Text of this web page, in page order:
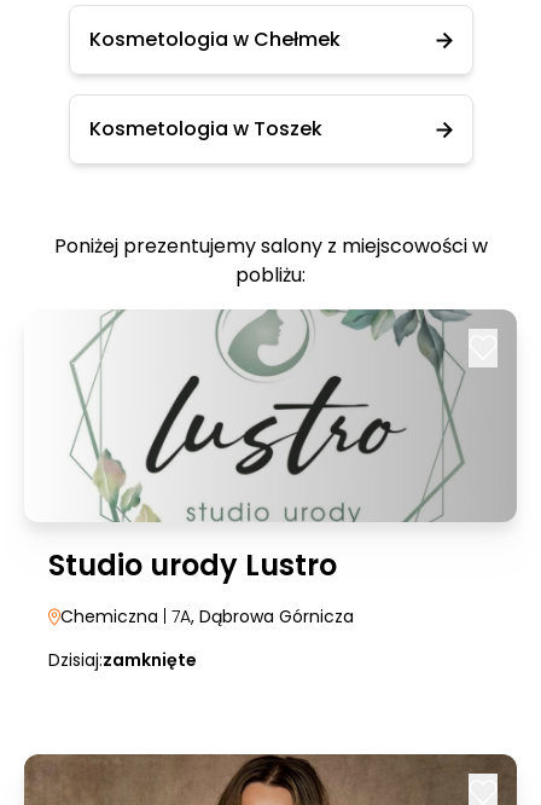
Kosmetologia w Chełmek
Kosmetologia w Toszek
Poniżej prezentujemy salony z miejscowości w
pobliżu:
Studio urody Lustro
Chemiczna | 7A, Dąbrowa Górnicza
Dzisiaj:zamknięte